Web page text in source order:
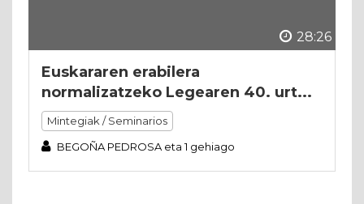
28:26
Euskararen erabilera
normalizatzeko Legearen 40. urt...
Mintegiak / Seminarios
BEGOÑA PEDROSA eta 1 gehiago